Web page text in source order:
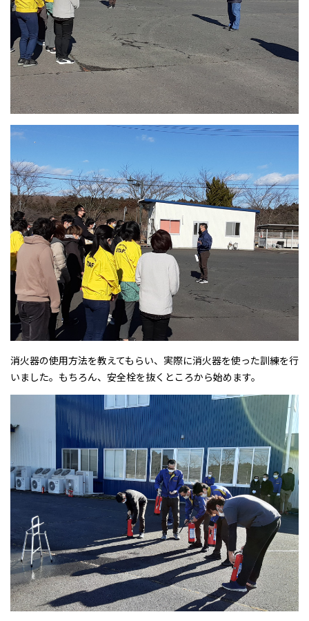
消火器の使用方法を教えてもらい、実際に消火器を使った訓練を行
いました。もちろん、安全栓を抜くところから始めます。